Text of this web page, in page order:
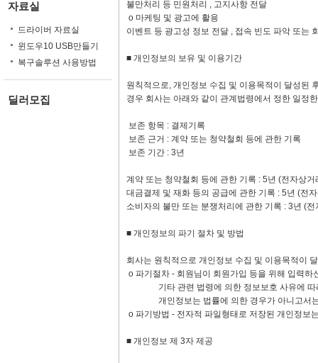
자료실
드라이버 자료실
윈도우10 USB만들기
복구솔루션 사용방법
딜러모집
불만처리 등 민원처리 , 고지사항 전달
ο 마케팅 및 광고에 활용
이벤트 등 광고성 정보 전달 , 접속 빈도 파악 또는
■ 개인정보의 보유 및 이용기간
원칙적으로, 개인정보 수집 및 이용목적이 달성된
경우 회사는 아래와 같이 관계법령에서 정한 일정
보존 항목 : 결제기록
보존 근거 : 계약 또는 청약철회 등에 관한 기록
보존 기간 : 3년
계약 또는 청약철회 등에 관한 기록 : 5년 (전자상
대금결제 및 재화 등의 공급에 관한 기록 : 5년 (전
소비자의 불만 또는 분쟁처리에 관한 기록 : 3년 (
■ 개인정보의 파기 절차 및 방법
회사는 원칙적으로 개인정보 수집 및 이용목적이
ο 파기절차 - 회원님이 회원가입 등을 위해 입력
기타 관련 법령에 의한 정보보호 사유에 따라 (
개인정보는 법률에 의한 경우가 아니고서는
ο 파기방법 - 전자적 파일형태로 저장된 개인정보
■ 개인정보 제 3자 제공